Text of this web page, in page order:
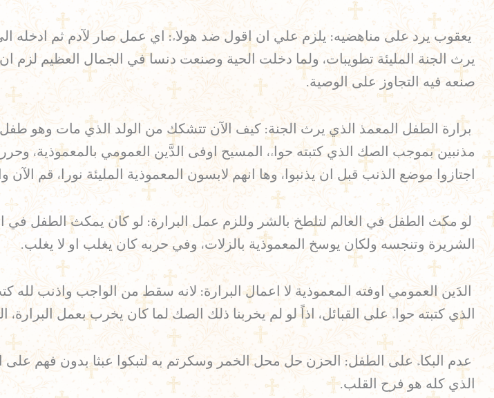
يعقوب يرد على مناهضيه: يلزم علي ان اقول ضد هولاء: اي عمل صار لآدم ثم ادخله
يرث الجنة المليئة تطويبات، ولما دخلت الحية وصنعت دنسا في الجمال العظيم
صنعه فيه التجاوز على الوصية.
برارة الطفل المعمذ الذي يرث الجنة: كيف الآن تتشكك من الولد الذي مات وهو طفل
مذنبين بموجب الصك الذي كتبته حواء، المسيح اوفى الدَّين العمومي بالمعموذية،
اجتازوا موضع الذنب قبل ان يذنبوا، وها انهم لابسون المعموذية المليئة نورا، قم
لو مكث الطفل في العالم لتلطخ بالشر وللزم عمل البرارة: لو كان يمكث الطفل في
الشريرة وتنجسه ولكان يوسخ المعموذية بالزلات، وفي حربه كان يغلب او لا يغلب.
الدَين العمومي اوفته المعموذية لا اعمال البرارة: لانه سقط من الواجب واذنب
الذي كتبته حواء على القبائل، اذاً لو لم يخربنا ذلك الصك لما كان يخرب بعمل
عدم البكاء على الطفل: الحزن حل محل الخمر وسكرتم به لتبكوا عبثا بدون فهم على
الذي كله هو فرح القلب.